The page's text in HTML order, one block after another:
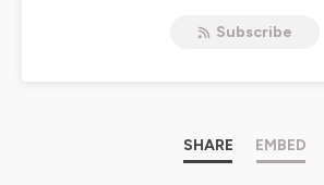
pour plus d'informations.
Subscribe
SHARE EMBED